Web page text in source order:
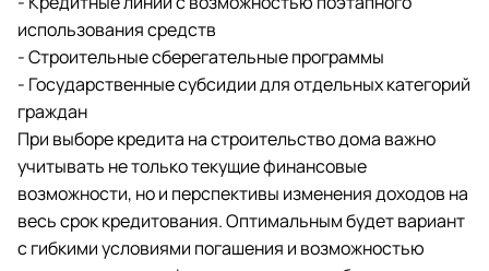
использования средств
- Строительные сберегательные программы
- Государственные субсидии для отдельных категорий
граждан
При выборе кредита на строительство дома важно
учитывать не только текущие финансовые
возможности, но и перспективы изменения доходов на
весь срок кредитования. Оптимальным будет вариант
с гибкими условиями погашения и возможностью